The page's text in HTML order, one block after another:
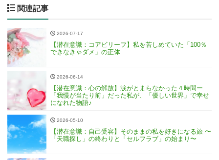
関連記事
2026-07-17
【潜在意識：コアビリーフ】私を苦しめていた「100％
できなきゃダメ」の正体
2026-06-14
【潜在意識：心の解放】涙がとまらなかった４時間ー
「我慢が当たり前」だった私が、「優しい世界」で幸せ
になれた物語♪
2026-05-10
【潜在意識：自己受容】そのままの私を好きになる旅 〜
「天職探し」の終わりと「セルフラブ」の始まり〜